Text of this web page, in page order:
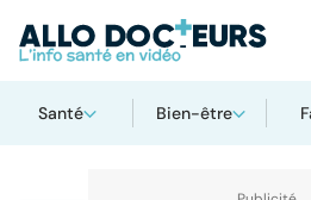
Santé Bien-être